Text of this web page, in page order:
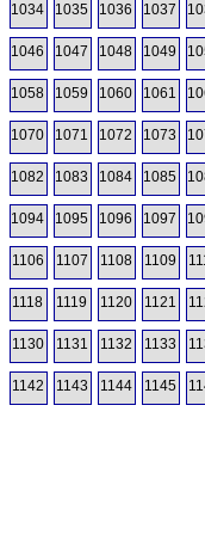
1034 1035 1036 1037
1046 1047 1048 1049
1058 1059 1060 1061
1070 1071 1072 1073
1082 1083 1084 1085
1094 1095 1096 1097
1106 1107 1108 1109
1118 1119 1120 1121
1130 1131 1132 1133
1142 1143 1144 1145